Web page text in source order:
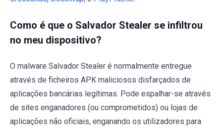
Como é que o Salvador Stealer se infiltrou
no meu dispositivo?
O malware Salvador Stealer é normalmente entregue
através de ficheiros APK maliciosos disfarçados de
aplicações bancárias legítimas. Pode espalhar-se através
de sites enganadores (ou comprometidos) ou lojas de
aplicações não oficiais, enganando os utilizadores para